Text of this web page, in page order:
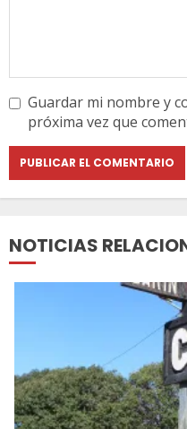
Guardar mi nombre y
próxima vez que
NOTICIAS